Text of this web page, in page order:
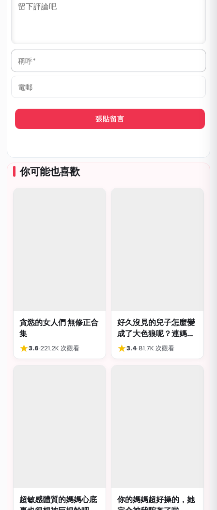
稱
*
郵
你可能也喜歡
貪慾的女人們 無修正合
集
★3.6·221.2K 次觀看
好久沒見的兒子怎麼變
成了大色狼呢？連媽媽
都想上？！
★3.4·81.7K 次觀看
超敏感體質的媽媽心底
你的媽媽超好操的，她